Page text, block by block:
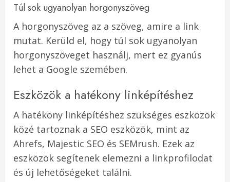
Túl sok ugyanolyan horgonyszöveg
A horgonyszöveg az a szöveg, amire a link
mutat. Kerüld el, hogy túl sok ugyanolyan
horgonyszöveget használj, mert ez gyanús
lehet a Google szemében.
Eszközök a hatékony linképítéshez
A hatékony linképítéshez szükséges eszközök
közé tartoznak a SEO eszközök, mint az
Ahrefs, Majestic SEO és SEMrush. Ezek az
eszközök segítenek elemezni a linkprofilodat
és új lehetőségeket találni.